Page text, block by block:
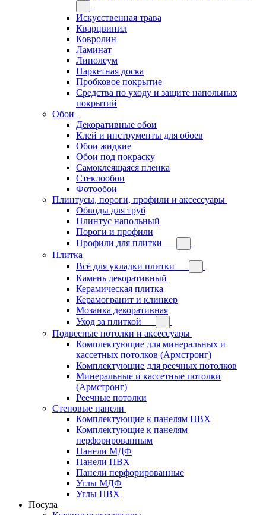
Искусственная трава
Кварцвинил
Ковролин
Ламинат
Линолеум
Паркетная доска
Пробковое покрытие
Средства по уходу и защите напольных
покрытий
Обои
Декоративные обои
Клей и инструменты для обоев
Обои жидкие
Обои под покраску
Самоклеящаяся пленка
Стеклообои
Фотообои
Плинтусы, пороги, профили и аксессуары
Обводы для труб
Плинтус напольный
Пороги и профили
Профили для плитки
Плитка
Всё для укладки плитки
Камень декоративный
Керамическая плитка
Керамогранит и клинкер
Мозаика декоративная
Уход за плиткой
Подвесные потолки и аксессуары
Комплектующие для минеральных и
кассетных потолков (Армстронг)
Комплектующие для реечных потолков
Минеральные и кассетные потолки
(Армстронг)
Реечные потолки
Стеновые панели
Комплектующие к панелям ПВХ
Комплектующие к панелям
перфорированным
Панели МДФ
Панели ПВХ
Панели перфорированные
Углы МДФ
Углы ПВХ
Посуда